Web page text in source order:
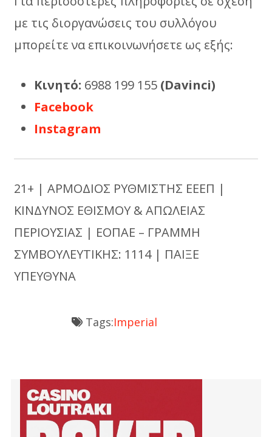
με τις διοργανώσεις του συλλόγου
μπορείτε να επικοινωνήσετε ως εξής:
Κινητό: 6988 199 155 (Davinci)
Facebook
Instagram
21+ | ΑΡΜΟΔΙΟΣ ΡΥΘΜΙΣΤΗΣ ΕΕΕΠ |
ΚΙΝΔΥΝΟΣ ΕΘΙΣΜΟΥ & ΑΠΩΛΕΙΑΣ
ΠΕΡΙΟΥΣΙΑΣ | ΕΟΠΑΕ – ΓΡΑΜΜΗ
ΣΥΜΒΟΥΛΕΥΤΙΚΗΣ: 1114 | ΠΑΙΞΕ
ΥΠΕΥΘΥΝΑ
Tags:Imperial